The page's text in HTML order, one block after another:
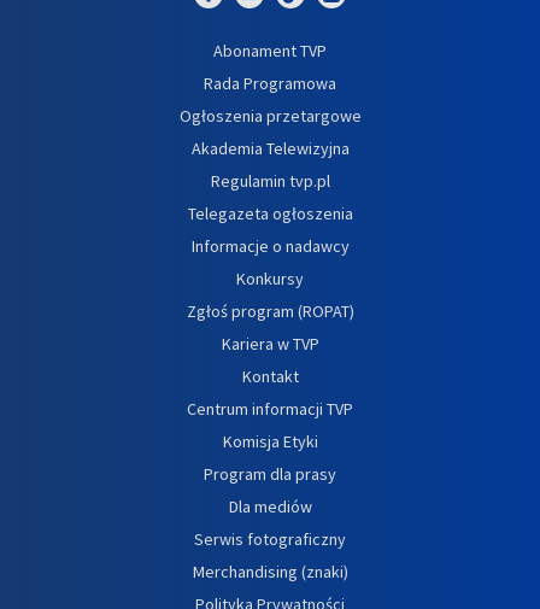
Abonament TVP
Rada Programowa
Ogłoszenia przetargowe
Akademia Telewizyjna
Regulamin tvp.pl
Telegazeta ogłoszenia
Informacje o nadawcy
Konkursy
Zgłoś program (ROPAT)
Kariera w TVP
Kontakt
Centrum informacji TVP
Komisja Etyki
Program dla prasy
Dla mediów
Serwis fotograficzny
Merchandising (znaki)
Polityka Prywatności